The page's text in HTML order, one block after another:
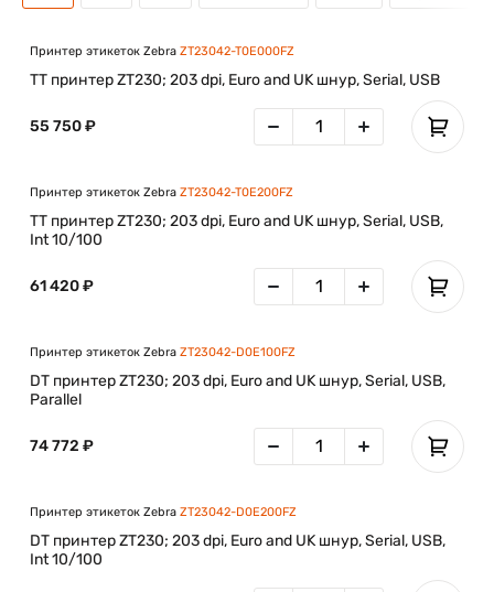
Принтер этикеток Zebra ZT23042-T0E000FZ
TT принтер ZT230; 203 dpi, Euro and UK шнур, Serial, USB
55 750 ₽
Принтер этикеток Zebra ZT23042-T0E200FZ
TT принтер ZT230; 203 dpi, Euro and UK шнур, Serial, USB,
Int 10/100
61 420 ₽
Принтер этикеток Zebra ZT23042-D0E100FZ
DT принтер ZT230; 203 dpi, Euro and UK шнур, Serial, USB,
Parallel
74 772 ₽
Принтер этикеток Zebra ZT23042-D0E200FZ
DT принтер ZT230; 203 dpi, Euro and UK шнур, Serial, USB,
Int 10/100